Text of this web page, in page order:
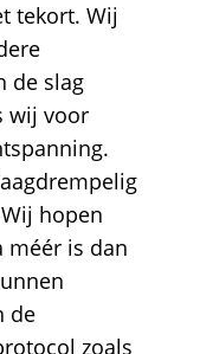
tekort. Wij
de slag
wij voor
hopen
méér is dan
de
zoals